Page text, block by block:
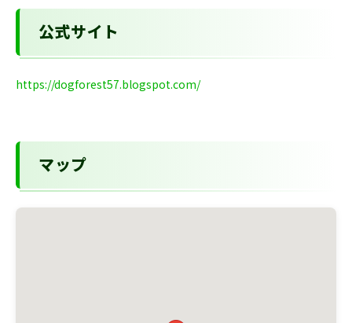
公式サイト
https://dogforest57.blogspot.com/
マップ